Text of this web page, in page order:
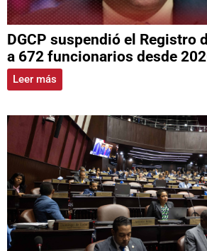
DGCP suspendió el Registro
a 672 funcionarios desde
Leer más